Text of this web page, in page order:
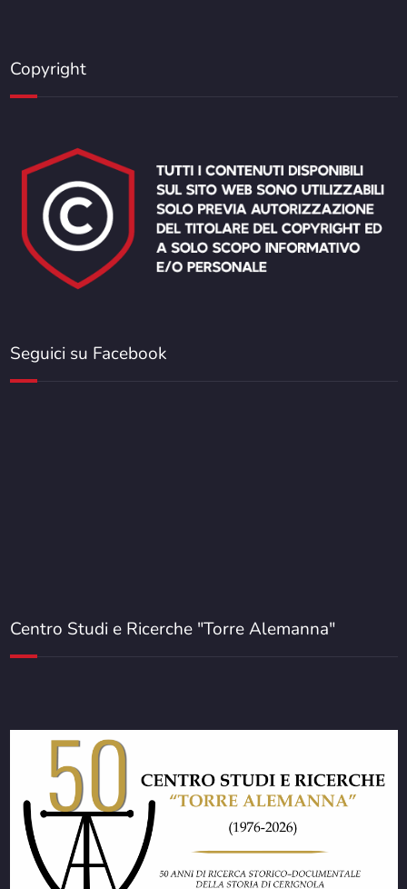
Copyright
Seguici su Facebook
Centro Studi e Ricerche "Torre Alemanna"